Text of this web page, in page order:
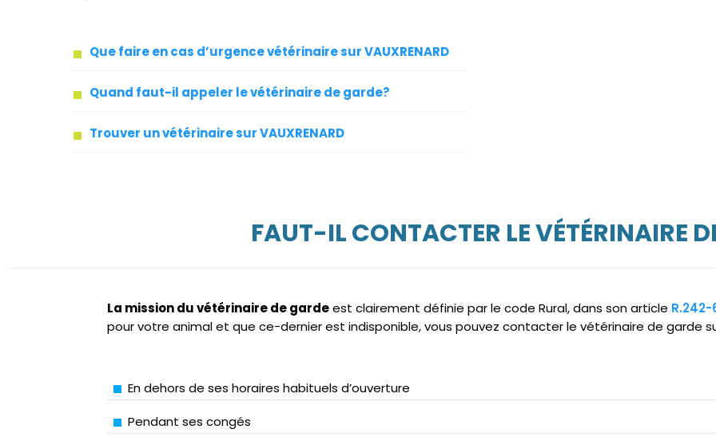
Que faire en cas d’urgence vétérinaire sur VAUXRENARD
Quand faut-il appeler le vétérinaire de garde?
Trouver un vétérinaire sur VAUXRENARD
FAUT-IL CONTACTER LE VÉTÉRINAIRE
La mission du vétérinaire de gardeest clairement définie par le code Rural, dans son article R.242-
pour votre animal et que ce-dernier est indisponible, vous pouvez contacter le vétérinaire de garde sur
En dehors de ses horaires habituels d’ouverture
Pendant ses congés